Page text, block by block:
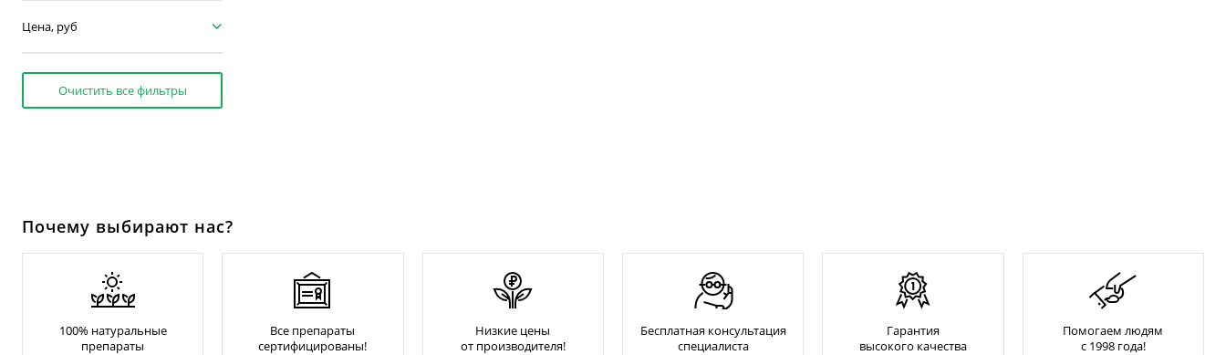
Цена, руб
Очистить все фильтры
Почему выбирают нас?
100% натуральные
препараты
Все препараты
сертифицированы!
Низкие цены
от производителя!
Бесплатная консультация
специалиста
Гарантия
высокого качества
Помогаем людям
с 1998 года!